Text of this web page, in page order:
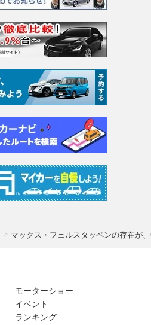
マックス・フェルスタッペンの存在
モーターショー
イベント
ランキング